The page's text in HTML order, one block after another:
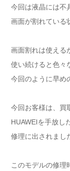
今回は液晶には不
画面が割れている
画面割れは使える
使い続けると色々
今回のように早め
今回お客様は、買
HUAWEIを手放し
修理に出されまし
このモデルの修理